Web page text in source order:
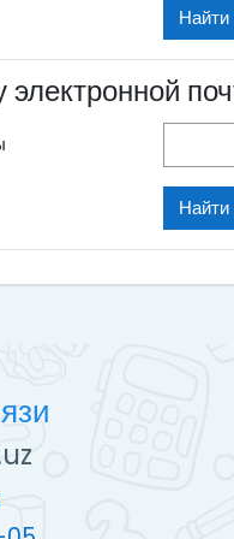
электронной